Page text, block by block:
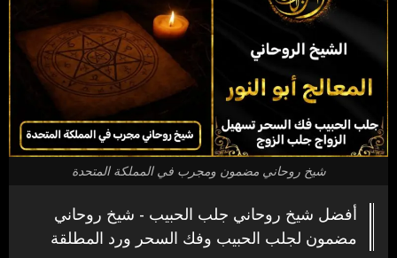
شيخ روحاني مضمون ومجرب في المملكة المتحدة
أفضل شيخ روحاني جلب الحبيب - شيخ روحاني
مضمون لجلب الحبيب وفك السحر ورد المطلقة